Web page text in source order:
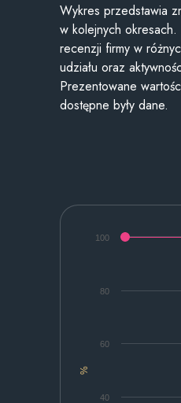
Wykres przedstawia
w kolejnych okresach.
recenzji firmy w
udziału oraz
Prezentowane
dostępne były dane.
%
40
60
80
100